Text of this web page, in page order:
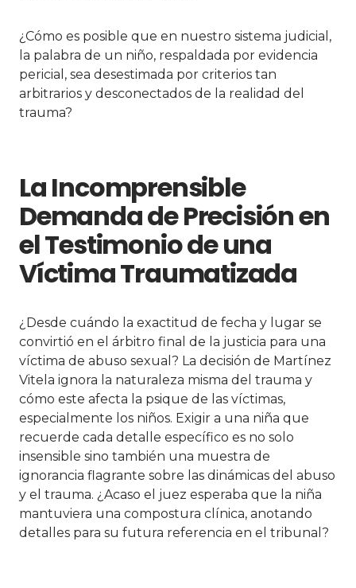
¿Cómo es posible que en nuestro sistema judicial,
la palabra de un niño, respaldada por evidencia
pericial, sea desestimada por criterios tan
arbitrarios y desconectados de la realidad del
trauma?
La Incomprensible
Demanda de Precisión en
el Testimonio de una
Víctima Traumatizada
¿Desde cuándo la exactitud de fecha y lugar se
convirtió en el árbitro final de la justicia para una
víctima de abuso sexual? La decisión de Martínez
Vitela ignora la naturaleza misma del trauma y
cómo este afecta la psique de las víctimas,
especialmente los niños. Exigir a una niña que
recuerde cada detalle específico es no solo
insensible sino también una muestra de
ignorancia flagrante sobre las dinámicas del abuso
y el trauma. ¿Acaso el juez esperaba que la niña
mantuviera una compostura clínica, anotando
detalles para su futura referencia en el tribunal?